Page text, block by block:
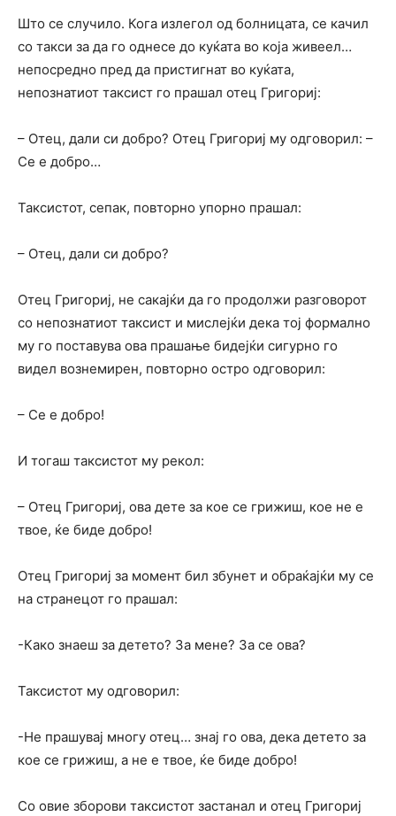
Што се случило. Кога излегол од болницата, се качил
со такси за да го однесе до куќата во која живеел…
непосредно пред да пристигнат во куќата,
непознатиот таксист го прашал отец Григориј:
– Отец, дали си добро? Отец Григориј му одговорил: –
Се е добро…
Таксистот, сепак, повторно упорно прашал:
– Отец, дали си добро?
Отец Григориј, не сакајќи да го продолжи разговорот
со непознатиот таксист и мислејќи дека тој формално
му го поставува ова прашање бидејќи сигурно го
видел вознемирен, повторно остро одговорил:
– Се е добро!
И тогаш таксистот му рекол:
– Отец Григориј, ова дете за кое се грижиш, кое не е
твое, ќе биде добро!
Отец Григориј за момент бил збунет и обраќајќи му се
на странецот го прашал:
-Како знаеш за детето? За мене? За се ова?
Таксистот му одговорил:
-Не прашувај многу отец… знај го ова, дека детето за
кое се грижиш, а не е твое, ќе биде добро!
Со овие зборови таксистот застанал и отец Григориј